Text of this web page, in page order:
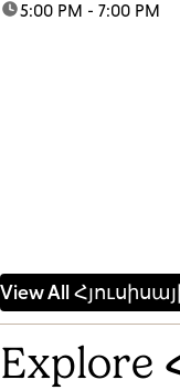
time:5:00 PM - 7:00 PM
View All
Explore